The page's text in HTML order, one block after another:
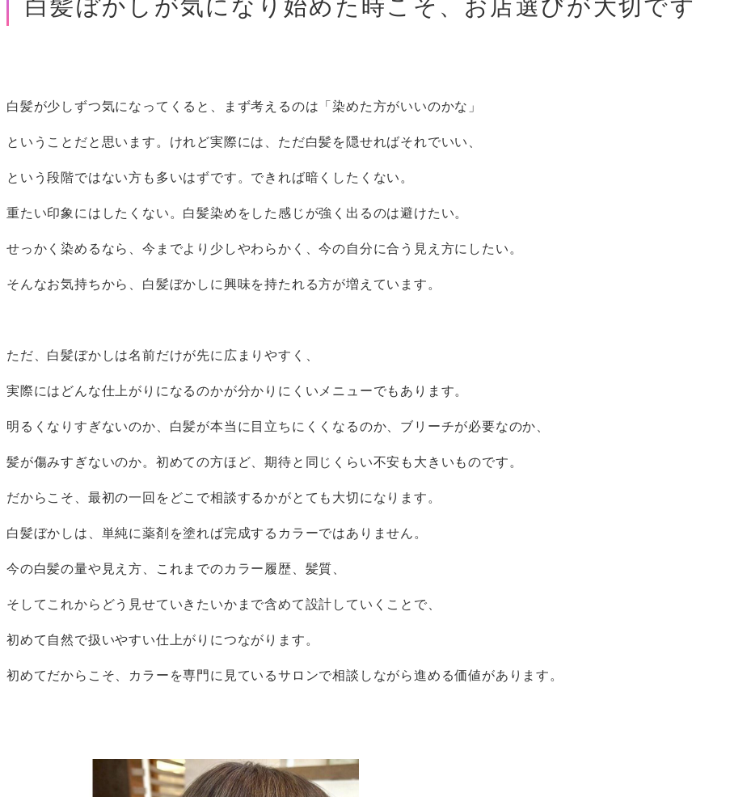
白髪ぼかしが気になり始めた時こそ、お店選びが大切です
白髪が少しずつ気になってくると、まず考えるのは「染めた方がいいのかな」
ということだと思います。けれど実際には、ただ白髪を隠せればそれでいい、
という段階ではない方も多いはずです。できれば暗くしたくない。
重たい印象にはしたくない。白髪染めをした感じが強く出るのは避けたい。
せっかく染めるなら、今までより少しやわらかく、今の自分に合う見え方にしたい。
そんなお気持ちから、白髪ぼかしに興味を持たれる方が増えています。
ただ、白髪ぼかしは名前だけが先に広まりやすく、
実際にはどんな仕上がりになるのかが分かりにくいメニューでもあります。
明るくなりすぎないのか、白髪が本当に目立ちにくくなるのか、ブリーチが必要なのか、
髪が傷みすぎないのか。初めての方ほど、期待と同じくらい不安も大きいものです。
だからこそ、最初の一回をどこで相談するかがとても大切になります。
白髪ぼかしは、単純に薬剤を塗れば完成するカラーではありません。
今の白髪の量や見え方、これまでのカラー履歴、髪質、
そしてこれからどう見せていきたいかまで含めて設計していくことで、
初めて自然で扱いやすい仕上がりにつながります。
初めてだからこそ、カラーを専門に見ているサロンで相談しながら進める価値があります。